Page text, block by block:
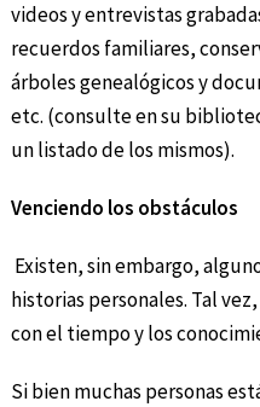
videos y entrevistas
recuerdos familiares,
árboles genealógicos y
etc. (consulte en su
un listado de los mismos).
Venciendo los obstáculos
Existen, sin embargo,
historias personales. Tal
con el tiempo y los
Si bien muchas personas